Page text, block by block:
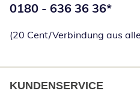
Telefonnummer:
0180 - 636 36 36*
(20 Cent/Verbindung aus
KUNDENSERVICE